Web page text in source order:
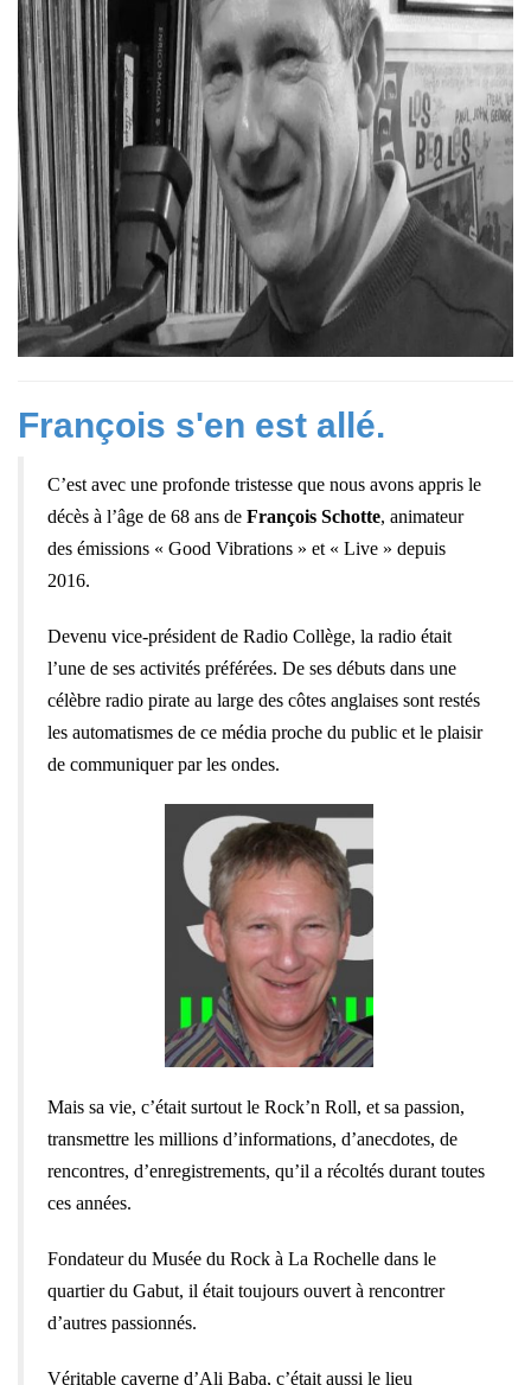
François s'en est allé.
C’est avec une profonde tristesse que nous avons appris le
décès à l’âge de 68 ans de François Schotte, animateur
des émissions « Good Vibrations » et « Live » depuis
2016.
Devenu vice-président de Radio Collège, la radio était
l’une de ses activités préférées. De ses débuts dans une
célèbre radio pirate au large des côtes anglaises sont restés
les automatismes de ce média proche du public et le plaisir
de communiquer par les ondes.
Mais sa vie, c’était surtout le Rock’n Roll, et sa passion,
transmettre les millions d’informations, d’anecdotes, de
rencontres, d’enregistrements, qu’il a récoltés durant toutes
ces années.
Fondateur du Musée du Rock à La Rochelle dans le
quartier du Gabut, il était toujours ouvert à rencontrer
d’autres passionnés.
Véritable caverne d’Ali Baba, c’était aussi le lieu